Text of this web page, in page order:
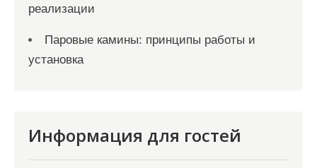
реализации
Паровые камины: принципы работы и
установка
Информация для гостей